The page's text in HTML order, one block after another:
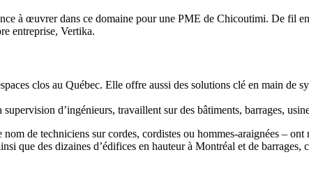
à œuvrer dans ce domaine pour une PME de Chicoutimi. De fil
entreprise, Vertika.
clos au Québec. Elle offre aussi des solutions clé en main de
d’ingénieurs, travaillent sur des bâtiments, barrages,
nom de techniciens sur cordes, cordistes ou hommes-araignées –
que des dizaines d’édifices en hauteur à Montréal et de barrages,